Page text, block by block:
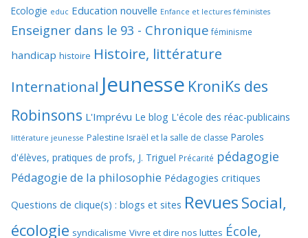
Ecologie educ Education nouvelle Enfance et lectures féministes
Enseigner dans le 93 - Chronique féminisme
handicap histoire Histoire, littérature
International Jeunesse KroniKs des
Robinsons L'Imprévu Le blog L'école des réac-publicains
littérature jeunesse Palestine Israël et la salle de classe Paroles
d'élèves, pratiques de profs, J. Triguel Précarité pédagogie
Pédagogie de la philosophie Pédagogies critiques
Questions de clique(s) : blogs et sites RevuesSocial,
écologie syndicalisme Vivre et dire nos luttes École,